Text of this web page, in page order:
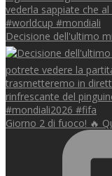
Decisione dell'ultimo
Giorno 2 di fuoco! 🔥